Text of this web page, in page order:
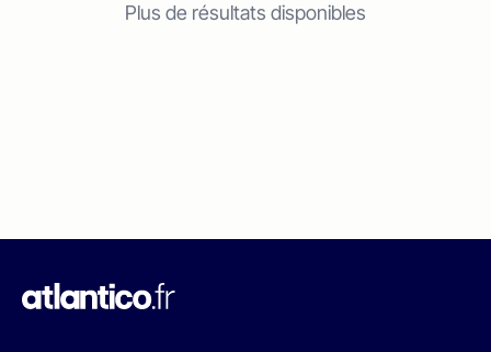
Plus de résultats disponibles